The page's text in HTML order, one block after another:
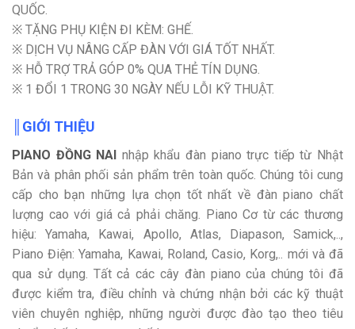
QUỐC.
※ TẶNG PHỤ KIỆN ĐI KÈM: GHẾ.
※ DỊCH VỤ NÂNG CẤP ĐÀN VỚI GIÁ TỐT NHẤT.
※ HỖ TRỢ TRẢ GÓP 0% QUA THẺ TÍN DỤNG.
※ 1 ĐỔI 1 TRONG 30 NGÀY NẾU LỖI KỸ THUẬT.
║GIỚI THIỆU
PIANO ĐỒNG NAI nhập khẩu đàn piano trực tiếp từ Nhật
Bản và phân phối sản phẩm trên toàn quốc. Chúng tôi cung
cấp cho bạn những lựa chọn tốt nhất về đàn piano chất
lượng cao với giá cả phải chăng. Piano Cơ từ các thương
hiệu: Yamaha, Kawai, Apollo, Atlas, Diapason, Samick,..,
Piano Điện: Yamaha, Kawai, Roland, Casio, Korg,.. mới và đã
qua sử dụng. Tất cả các cây đàn piano của chúng tôi đã
được kiểm tra, điều chỉnh và chứng nhận bởi các kỹ thuật
viên chuyên nghiệp, những người được đào tạo theo tiêu